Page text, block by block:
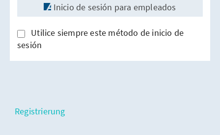
Inicio de sesión para empleados
Utilice siempre este método de inicio de
sesión
Registrierung